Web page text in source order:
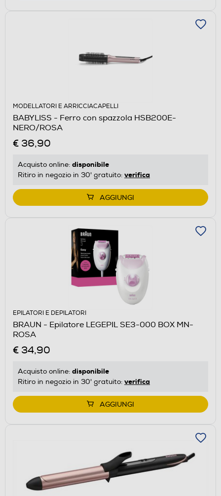
MODELLATORI E ARRICCIACAPELLI
BABYLISS - Ferro con spazzola HSB200E-
NERO/ROSA
€ 36,90
Acquisto online: disponibile
Ritiro in negozio in 30' gratuito: verifica
AGGIUNGI
EPILATORI E DEPILATORI
BRAUN - Epilatore LEGEPIL SE3-000 BOX MN-
ROSA
€ 34,90
Acquisto online: disponibile
Ritiro in negozio in 30' gratuito: verifica
AGGIUNGI